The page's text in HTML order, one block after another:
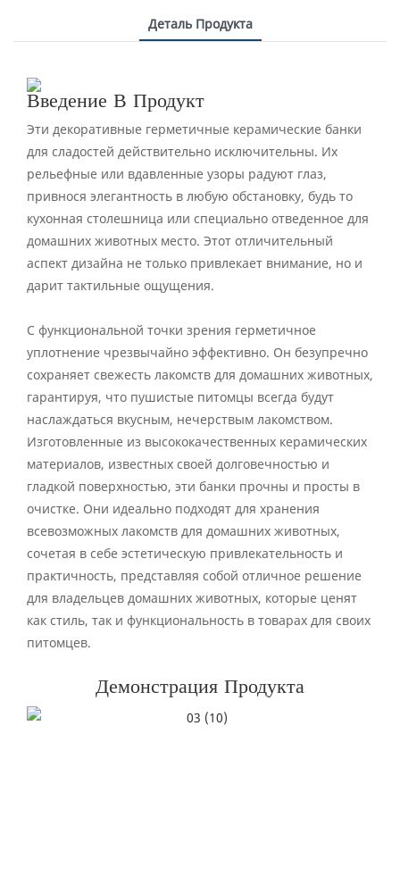
Деталь Продукта
Введение В Продукт
Эти декоративные герметичные керамические банки
для сладостей действительно исключительны. Их
рельефные или вдавленные узоры радуют глаз,
привнося элегантность в любую обстановку, будь то
кухонная столешница или специально отведенное для
домашних животных место. Этот отличительный
аспект дизайна не только привлекает внимание, но и
дарит тактильные ощущения.
С функциональной точки зрения герметичное
уплотнение чрезвычайно эффективно. Он безупречно
сохраняет свежесть лакомств для домашних животных,
гарантируя, что пушистые питомцы всегда будут
наслаждаться вкусным, нечерствым лакомством.
Изготовленные из высококачественных керамических
материалов, известных своей долговечностью и
гладкой поверхностью, эти банки прочны и просты в
очистке. Они идеально подходят для хранения
всевозможных лакомств для домашних животных,
сочетая в себе эстетическую привлекательность и
практичность, представляя собой отличное решение
для владельцев домашних животных, которые ценят
как стиль, так и функциональность в товарах для своих
питомцев.
Демонстрация Продукта